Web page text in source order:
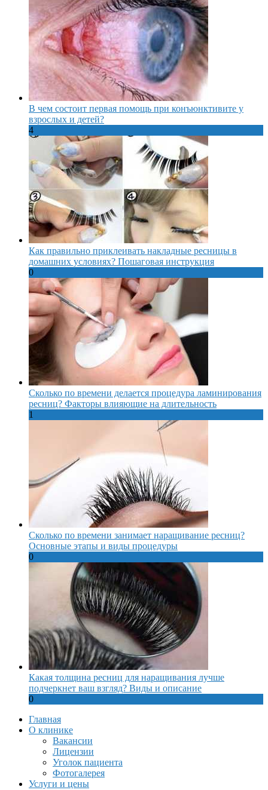
В чем состоит первая помощь при конъюнктивите у
взрослых и детей?
4
Как правильно приклеивать накладные ресницы в
домашних условиях? Пошаговая инструкция
0
Сколько по времени делается процедура ламинирования
ресниц? Факторы влияющие на длительность
1
Сколько по времени занимает наращивание ресниц?
Основные этапы и виды процедуры
0
Какая толщина ресниц для наращивания лучше
подчеркнет ваш взгляд? Виды и описание
0
Главная
О клинике
Вакансии
Лицензии
Уголок пациента
Фотогалерея
Услуги и цены